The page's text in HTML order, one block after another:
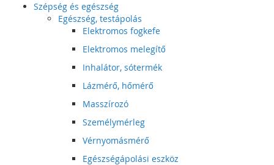
Szépség és egészség
Egészség, testápolás
Elektromos fogkefe
Elektromos melegítő
Inhalátor, sótermék
Lázmérő, hőmérő
Masszírozó
Személymérleg
Vérnyomásmérő
Egészségápolási eszköz